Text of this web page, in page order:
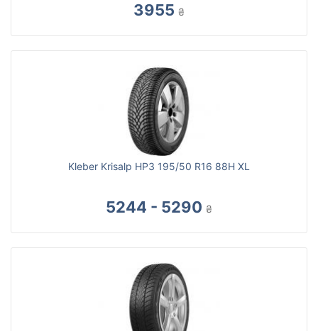
3955 ₴
Kleber Krisalp HP3 195/50 R16 88H XL
5244 - 5290 ₴